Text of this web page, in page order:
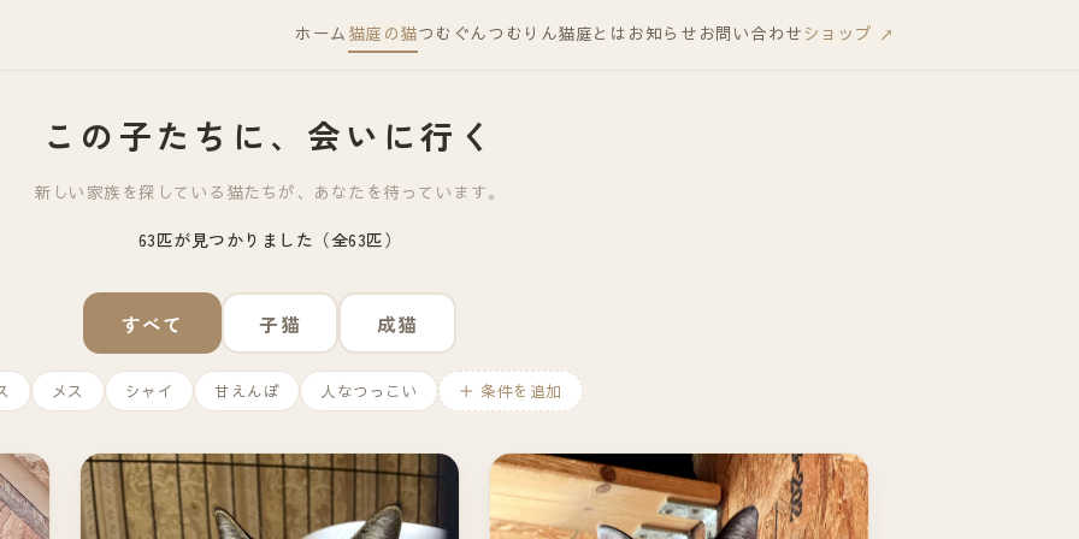
ホーム 猫庭の猫つむぐんつむりん猫庭とは お知らせ お問い合わせショップ ↗
この子たちに、会いに行く
新しい家族を探している猫たちが、あなたを待っています。
63匹が見つかりました（全63匹）
すべて 子猫 成猫
メス シャイ 甘えんぼ 人なつっこい ＋ 条件を追加